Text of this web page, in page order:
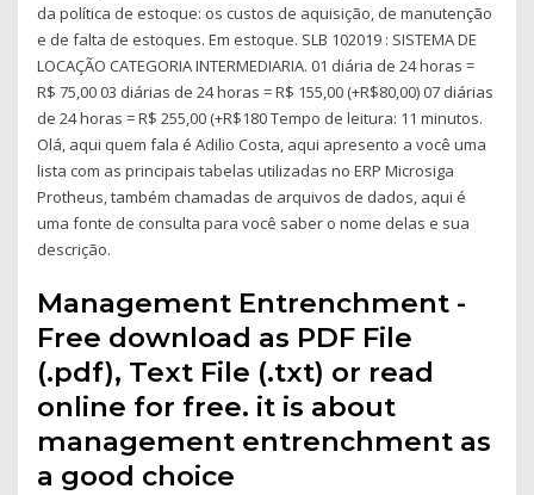
da política de estoque: os custos de aquisição, de manutenção
e de falta de estoques. Em estoque. SLB 102019 : SISTEMA DE
LOCAÇÃO CATEGORIA INTERMEDIARIA. 01 diária de 24 horas =
R$ 75,00 03 diárias de 24 horas = R$ 155,00 (+R$80,00) 07 diárias
de 24 horas = R$ 255,00 (+R$180 Tempo de leitura: 11 minutos.
Olá, aqui quem fala é Adilio Costa, aqui apresento a você uma
lista com as principais tabelas utilizadas no ERP Microsiga
Protheus, também chamadas de arquivos de dados, aqui é
uma fonte de consulta para você saber o nome delas e sua
descrição.
Management Entrenchment -
Free download as PDF File
(.pdf), Text File (.txt) or read
online for free. it is about
management entrenchment as
a good choice